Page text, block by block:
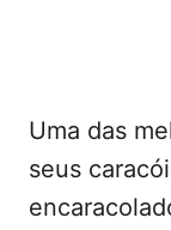
Uma das
seus